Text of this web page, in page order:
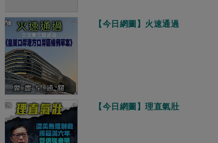
【今日網圖】火速通過
【今日網圖】理直氣壯